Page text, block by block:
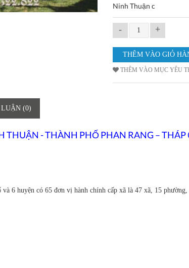
Ninh Thuận c
- +
THÊM VÀO MỤC YÊU
(0)
THUẬN - THÀNH PHỐ PHAN RANG – THÁP
6 huyện có 65 đơn vị hành chính cấp xã là 47 xã, 15